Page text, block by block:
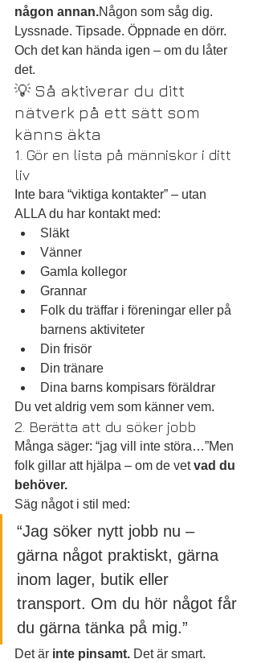
någon annan.Någon som såg dig.
Lyssnade. Tipsade. Öppnade en dörr.
Och det kan hända igen – om du låter
det.
💡 Så aktiverar du ditt
nätverk på ett sätt som
känns äkta
1. Gör en lista på människor i ditt
liv
Inte bara “viktiga kontakter” – utan
ALLA du har kontakt med:
Släkt
Vänner
Gamla kollegor
Grannar
Folk du träffar i föreningar eller på
barnens aktiviteter
Din frisör
Din tränare
Dina barns kompisars föräldrar
Du vet aldrig vem som känner vem.
2. Berätta att du söker jobb
Många säger: “jag vill inte störa…”Men
folk gillar att hjälpa – om de vet vad du
behöver.
Säg något i stil med:
“Jag söker nytt jobb nu –
gärna något praktiskt, gärna
inom lager, butik eller
transport. Om du hör något får
du gärna tänka på mig.”
Det är inte pinsamt. Det är smart.